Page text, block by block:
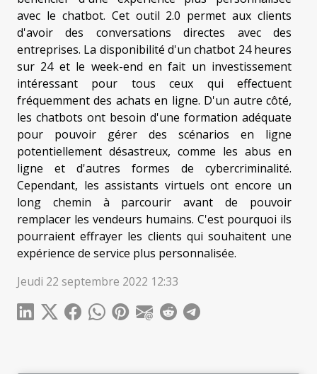
avec le chatbot. Cet outil 2.0 permet aux clients
d'avoir des conversations directes avec des
entreprises. La disponibilité d'un chatbot 24 heures
sur 24 et le week-end en fait un investissement
intéressant pour tous ceux qui effectuent
fréquemment des achats en ligne. D'un autre côté,
les chatbots ont besoin d'une formation adéquate
pour pouvoir gérer des scénarios en ligne
potentiellement désastreux, comme les abus en
ligne et d'autres formes de cybercriminalité.
Cependant, les assistants virtuels ont encore un
long chemin à parcourir avant de pouvoir
remplacer les vendeurs humains. C'est pourquoi ils
pourraient effrayer les clients qui souhaitent une
expérience de service plus personnalisée.
Jeudi 22 septembre 2022 12:33